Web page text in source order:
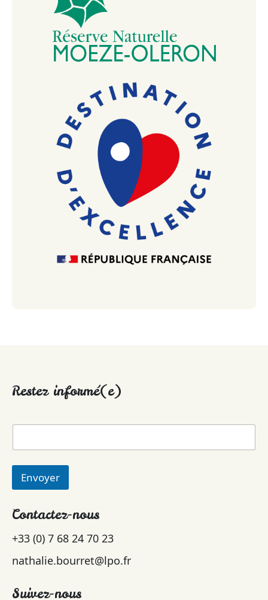
Restez informé(e)
Envoyer
Contactez-nous
+33 (0) 7 68 24 70 23
nathalie.bourret@lpo.fr
Suivez-nous